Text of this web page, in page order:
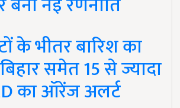
के भीतर बारिश का
समेत 15 से ज्यादा
का ऑरेंज अलर्ट